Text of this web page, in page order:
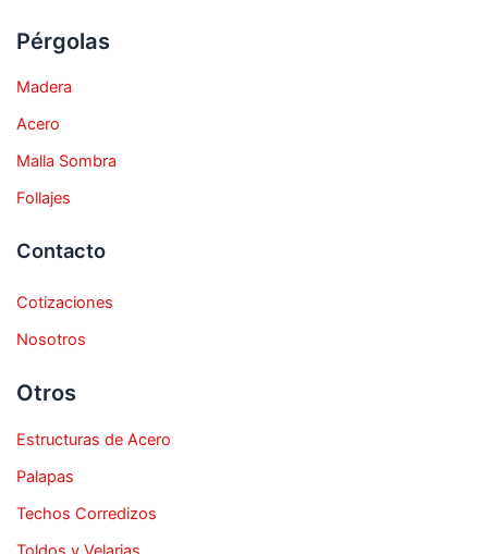
Pérgolas
Madera
Acero
Malla Sombra
Follajes
Contacto
Cotizaciones
Nosotros
Otros
Estructuras de Acero
Palapas
Techos Corredizos